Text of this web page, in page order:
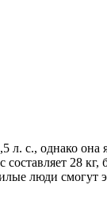
л. с., однако она
составляет 28 кг,
люди смогут